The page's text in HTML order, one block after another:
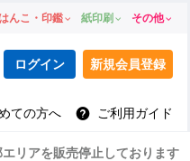
はんこ・印鑑 紙印刷 その他
ログイン 新規会員登録
ての方へ ご利用ガイド
リアを販売停止しております